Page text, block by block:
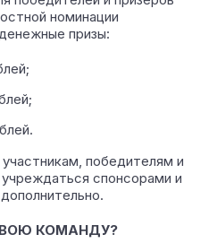
номинации
призы:
победителям и
спонсорами и
КОМАНДУ?